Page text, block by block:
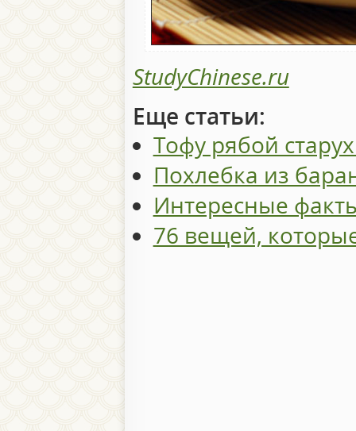
StudyChinese.ru
Еще статьи:
Тофу рябой
Похлебка из
Интересные
76 вещей,